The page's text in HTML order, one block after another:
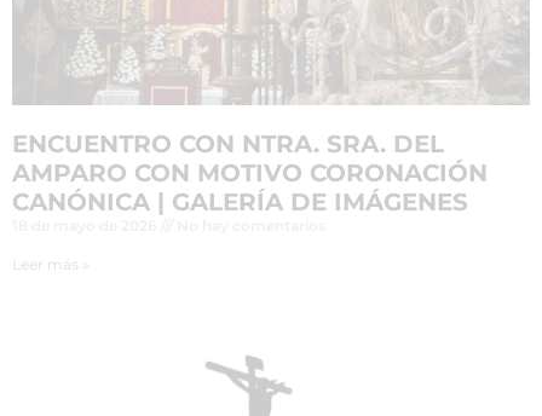
ENCUENTRO CON NTRA. SRA. DEL
AMPARO CON MOTIVO CORONACIÓN
CANÓNICA | GALERÍA DE IMÁGENES
Leer más »